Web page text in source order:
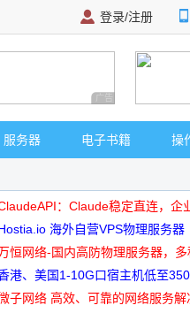
登录/注册
广告 商业广告，理性
服务器 电子书籍 操
：Claude稳定直连，企
海外自营VPS物理服务器
恒网络-国内高防物理服务器，多
元/月起
港、美国1-10G口宿主机低至
子网络 高效、可靠的网络服务解